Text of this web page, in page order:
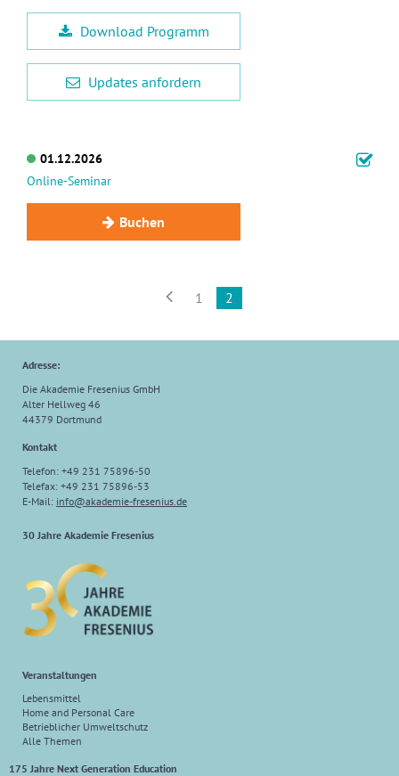
Download Programm
Updates anfordern
01.12.2026
Online-Seminar
Buchen
 1 2
Adresse:
Die Akademie Fresenius GmbH
Alter Hellweg 46
44379 Dortmund
Kontakt
Telefon: +49 231 75896-50
Telefax: +49 231 75896-53
E-Mail: info@akademie-fresenius.de
30 Jahre Akademie Fresenius
Veranstaltungen
Lebensmittel
Home and Personal Care
Betrieblicher Umweltschutz
Alle Themen
175 Jahre Next Generation Education